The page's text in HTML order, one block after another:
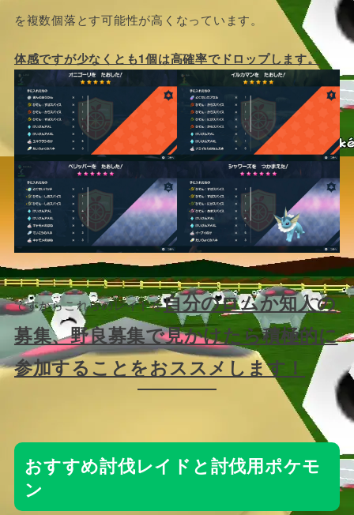
を複数個落とす可能性が高くなっています。
体感ですが少なくとも1個は高確率でドロップします。
ですからこれらのレイドを自分のロムか知人の
募集、野良募集で見かけたら積極的に
参加することをおススメします！
おすすめ討伐レイドと討伐用ポケモ
ン